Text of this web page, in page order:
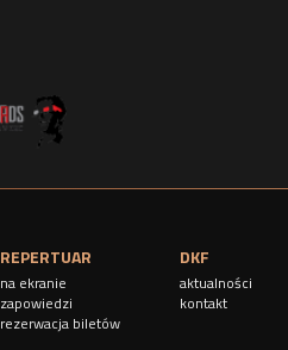
REPERTUAR
na ekranie
zapowiedzi
rezerwacja biletów
DKF
aktualności
kontakt